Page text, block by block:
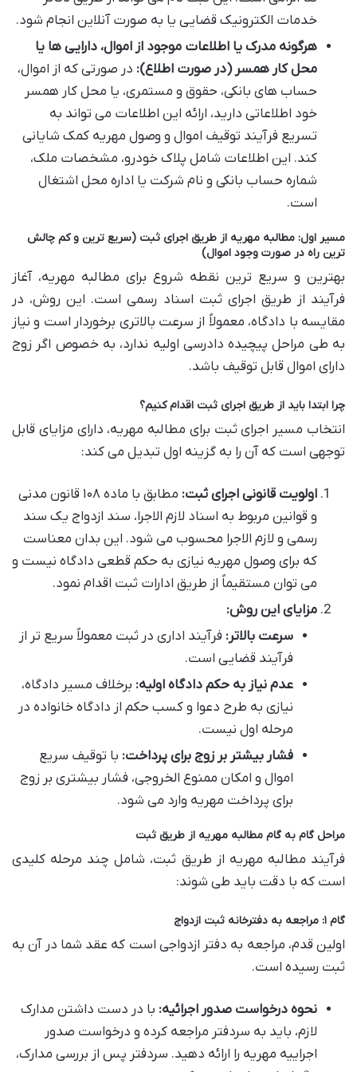
خدمات الکترونیک قضایی یا به صورت آنلاین انجام شود.
هرگونه مدرک یا اطلاعات موجود از اموال، دارایی ها یا
محل کار همسر (در صورت اطلاع): در صورتی که از اموال،
حساب های بانکی، حقوق و مستمری، یا محل کار همسر
خود اطلاعاتی دارید، ارائه این اطلاعات می تواند به
تسریع فرآیند توقیف اموال و وصول مهریه کمک شایانی
کند. این اطلاعات شامل پلاک خودرو، مشخصات ملک،
شماره حساب بانکی و نام شرکت یا اداره محل اشتغال
است.
مسیر اول: مطالبه مهریه از طریق اجرای ثبت (سریع ترین و کم چالش
ترین راه در صورت وجود اموال)
بهترین و سریع ترین نقطه شروع برای مطالبه مهریه، آغاز
فرآیند از طریق اجرای ثبت اسناد رسمی است. این روش، در
مقایسه با دادگاه، معمولاً از سرعت بالاتری برخوردار است و نیاز
به طی مراحل پیچیده دادرسی اولیه ندارد، به خصوص اگر زوج
دارای اموال قابل توقیف باشد.
چرا ابتدا باید از طریق اجرای ثبت اقدام کنیم؟
انتخاب مسیر اجرای ثبت برای مطالبه مهریه، دارای مزایای قابل
توجهی است که آن را به گزینه اول تبدیل می کند:
اولویت قانونی اجرای ثبت:
مطابق با ماده ۱۰۸ قانون مدنی
و قوانین مربوط به اسناد لازم الاجرا، سند ازدواج یک سند
رسمی و لازم الاجرا محسوب می شود. این بدان معناست
که برای وصول مهریه نیازی به حکم قطعی دادگاه نیست و
می توان مستقیماً از طریق ادارات ثبت اقدام نمود.
مزایای این روش:
سرعت بالاتر: فرآیند اداری در ثبت معمولاً سریع تر از
فرآیند قضایی است.
عدم نیاز به حکم دادگاه اولیه: برخلاف مسیر دادگاه،
نیازی به طرح دعوا و کسب حکم از دادگاه خانواده در
مرحله اول نیست.
فشار بیشتر بر زوج برای پرداخت: با توقیف سریع
اموال و امکان ممنوع الخروجی، فشار بیشتری بر زوج
برای پرداخت مهریه وارد می شود.
مراحل گام به گام مطالبه مهریه از طریق ثبت
فرآیند مطالبه مهریه از طریق ثبت، شامل چند مرحله کلیدی
است که با دقت باید طی شوند:
گام ۱: مراجعه به دفترخانه ثبت ازدواج
اولین قدم، مراجعه به دفتر ازدواجی است که عقد شما در آن به
ثبت رسیده است.
نحوه درخواست صدور اجرائیه: با در دست داشتن مدارک
لازم، باید به سردفتر مراجعه کرده و درخواست صدور
اجراییه مهریه را ارائه دهید. سردفتر پس از بررسی مدارک،